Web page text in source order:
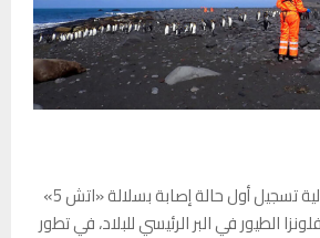
أعلنت السلطات الأسترالية تسجيل أول حالة إصابة بسلالة «اتش 5»
الطيور في البر الرئيسي للبلاد، في تطور